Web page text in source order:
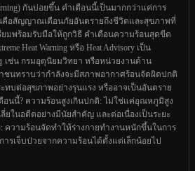
กันบ่อยขึ้น คำเตือนนี้เป็นมากกว่าแค่การ
อสัญญาณเตือนภัยอันตรายถึงชีวิตและสุขภาพที่
ยมพร้อมรับมือให้ถูกวิธี คำเตือนความร้อนสุดขีด
Heat Warning หรือ Heat Advisory เป็น
เช่น กรมอุตุนิยมวิทยา หรือหน่วยงานด้าน
ชนทราบว่ากำลังจะมีสภาพอากาศร้อนจัดผิดปกติ
ทบต่อสุขภาพอย่างรุนแรง หรืออาจเป็นอันตราย
อนนี้? ความร้อนสูงเกินปกติ: ไม่ใช่แค่อุณหภูมิสูง
ในอดีตอย่างมีนัยสำคัญ และต่อเนื่องเป็นระยะ
ความร้อนจัดทำให้ร่างกายทำงานหนักขึ้นในการ
รเจ็บป่วยจากความร้อนได้ตั้งแต่เล็กน้อยไป